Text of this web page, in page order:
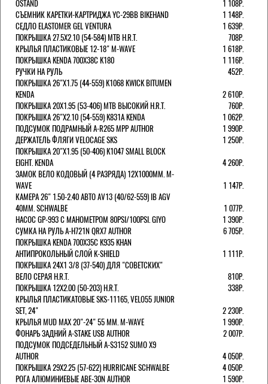
OSTAND
1 108Р.
СЪЕМНИК КАРЕТКИ-КАРТРИДЖА YC-29BB BIKEHAND
1 148Р.
СЕДЛО ELASTOMER GEL VENTURA
1 639Р.
ПОКРЫШКА 27.5X2.10 (54-584) MTB H.R.T.
708Р.
КРЫЛЬЯ ПЛАСТИКОВЫЕ 12-18" M-WAVE
1 618Р.
ПОКРЫШКА KENDA 700Х38С K180
1 116Р.
РУЧКИ НА РУЛЬ
452Р.
ПОКРЫШКА 26"Х1.75 (44-559) K1068 KWICK BITUMEN
KENDA
2 610Р.
ПОКРЫШКА 20X1.95 (53-406) MTB ВЫСОКИЙ H.R.T.
760Р.
ПОКРЫШКА 26"Х2.10 (54-559) K831A KENDA
1 062Р.
ПОДСУМОК ПОДРАМНЫЙ A-R265 MPP AUTHOR
1 990Р.
ДЕРЖАТЕЛЬ ФЛЯГИ VELOCAGE SKS
1 250Р.
ПОКРЫШКА 20"Х1.95 (50-406) K1047 SMALL BLOCK
EIGHT. KENDA
4 260Р.
ЗАМОК ВЕЛО КОДОВЫЙ (4 РАЗРЯДА) 12Х1000ММ. M-
WAVE
1 147Р.
КАМЕРА 26" 1.50-2.40 АВТО AV13 (40/62-559) IB AGV
40MM. SCHWALBE
1 077Р.
НАСОС GP-993 С МАНОМЕТРОМ 80PSI/100PSI. GIYO
1 390Р.
СУМКА НА РУЛЬ A-H721N QRX7 AUTHOR
6 705Р.
ПОКРЫШКА KENDA 700Х35С K935 KHAN
АНТИПРОКОЛЬНЫЙ СЛОЙ K-SHIELD
1 111Р.
ПОКРЫШКА 24X1 3/8 (37-540) ДЛЯ "СОВЕТСКИХ"
ВЕЛО СЕРАЯ H.R.T.
810Р.
ПОКРЫШКА 12X2.00 (50-203) H.R.T.
338Р.
КРЫЛЬЯ ПЛАСТИКАТОВЫЕ SKS-11165, VELO55 JUNIOR
SET, 24"
2 230Р.
КРЫЛЬЯ MUD MAX 20"-24" 55 ММ. M-WAVE
1 990Р.
ФОНАРЬ ЗАДНИЙ A-STAKE USB AUTHOR
2 007Р.
ПОДСУМОК ПОДСЕДЕЛЬНЫЙ A-S3152 SUMO X9
AUTHOR
4 050Р.
ПОКРЫШКА 29X2.25 (57-622) HURRICANE SCHWALBE
4 050Р.
РОГА АЛЮМИНИЕВЫЕ ABE-30N AUTHOR
1 590Р.